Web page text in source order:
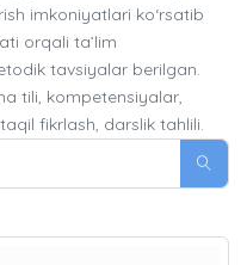
imkoniyatlari ko‘rsatib
orqali ta’lim
tavsiyalar berilgan.
tili, kompetensiyalar,
fikrlash, darslik tahlili.